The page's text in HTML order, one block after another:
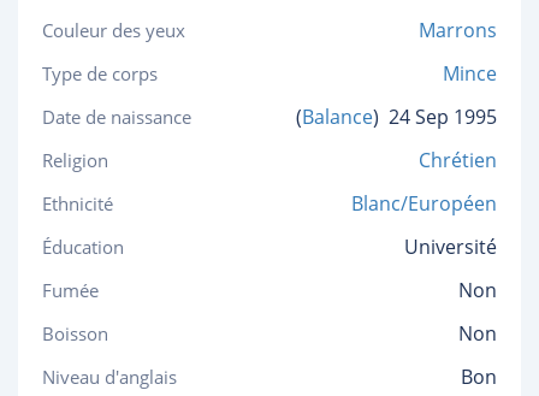
Couleur des yeux Marrons
Type de corps Mince
Date de naissance (Balance) 24 Sep 1995
Religion Chrétien
Ethnicité Blanc/Européen
Éducation Université
Fumée Non
Boisson Non
Niveau d'anglais Bon